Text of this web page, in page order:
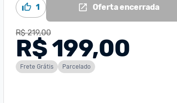
1 Oferta encerrada
R$ 219,00
R$ 199,00
Frete Grátis Parcelado